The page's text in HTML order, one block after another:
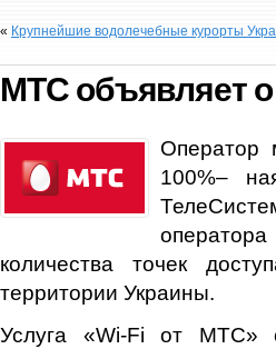
« Крупнейшие водолечебные курорты
МТС объявляет
Оператор
100%–
количества точек
территории Украины.
Услуга «Wi-Fi от МТС»